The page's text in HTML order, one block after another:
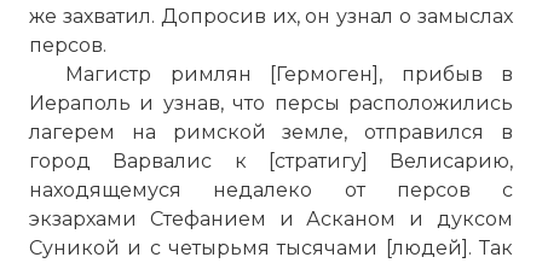
же захватил. Допросив их, он узнал о замыслах
персов.
Магистр римлян [Гермоген], прибыв в
Иераполь и узнав, что персы расположились
лагерем на римской земле, отправился в
город Варвалис к [стратигу] Велисарию,
находящемуся недалеко от персов с
экзархами Стефанием и Асканом и дуксом
Суникой и с четырьмя тысячами [людей]. Так